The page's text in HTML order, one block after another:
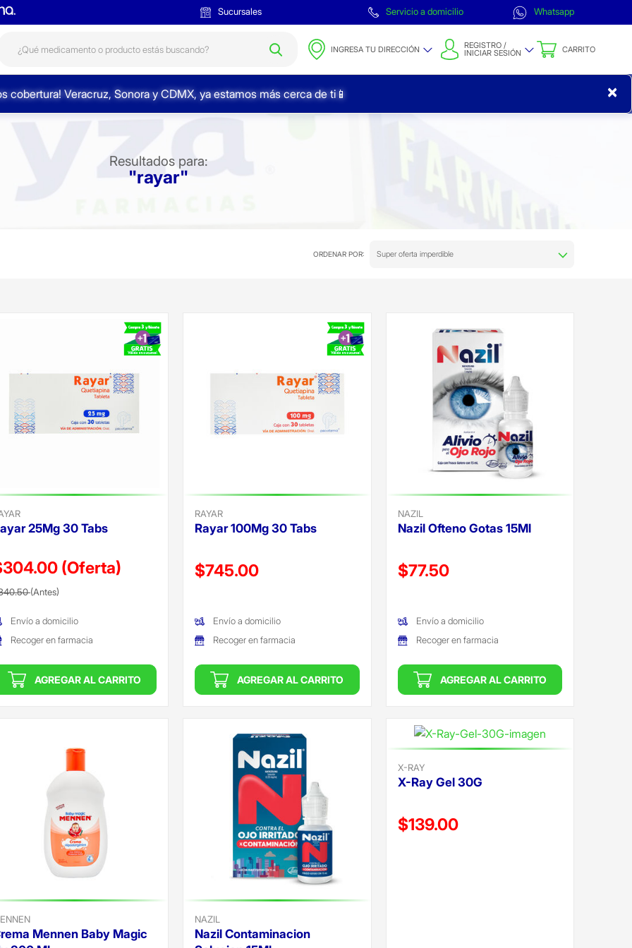
Sucursales Servicio a domicilio Whatsapp
INGRESA TU DIRECCIÓN REGISTRO /
INICIAR SESIÓN CARRITO
cobertura! Veracruz, Sonora y CDMX, ya estamos más cerca de ti📱 ×
Resultados para:
"rayar"
ORDENAR POR: Super oferta imperdible
25Mg 30 Tabs
(Oferta)
reducido de
(Antes)
Envío a domicilio
Recoger en farmacia
AGREGAR AL CARRITO
RAYAR
Rayar 100Mg 30 Tabs
Precio reducido de
$745.00
Envío a domicilio
Recoger en farmacia
AGREGAR AL CARRITO
NAZIL
Nazil Ofteno Gotas 15Ml
Precio reducido de
$77.50
Envío a domicilio
Recoger en farmacia
AGREGAR AL CARRITO
Mennen Baby Magic
NAZIL
Nazil Contaminacion
X-RAY
X-Ray Gel 30G
Precio reducido de
$139.00